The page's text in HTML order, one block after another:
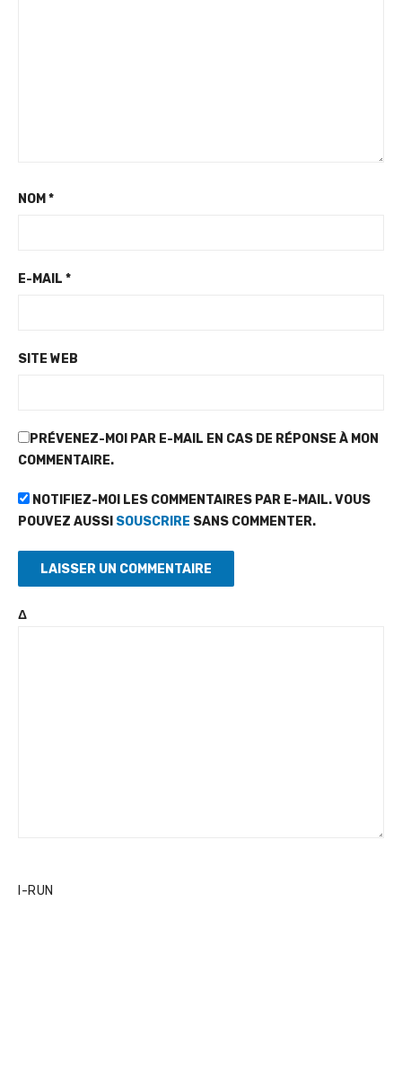
NOM *
E-MAIL *
SITE WEB
PRÉVENEZ-MOI PAR E-MAIL EN CAS DE RÉPONSE À MON
COMMENTAIRE.
NOTIFIEZ-MOI LES COMMENTAIRES PAR E-MAIL. VOUS
POUVEZ AUSSI SOUSCRIRE SANS COMMENTER.
Δ
I-RUN